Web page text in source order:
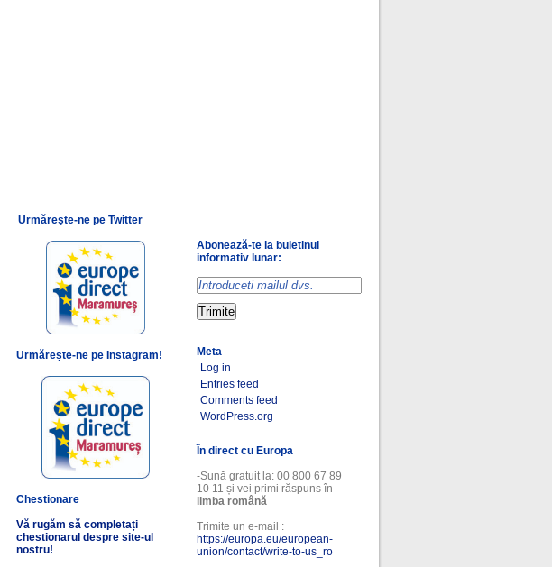
Urmăreşte-ne pe Twitter
Urmărește-ne pe Instagram!
Chestionare
Vă rugăm să completați
chestionarul despre site-ul
nostru!
Abonează-te la buletinul
informativ lunar:
Meta
Log in
Entries feed
Comments feed
WordPress.org
În direct cu Europa
-Sună gratuit la: 00 800 67 89
10 11 și vei primi răspuns în
limba română
Trimite un e-mail :
https://europa.eu/european-
union/contact/write-to-us_ro